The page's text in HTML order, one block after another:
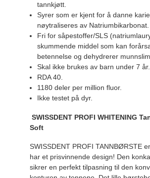
tannkjøtt.
Syrer som er kjent for å danne
nøytraliseres av Natriumbikarbonat.
Fri for såpestoffer/SLS
skummende middel som kan
betennelse og dehydrerer
Skal ikke brukes av barn under 7 år.
RDA 40.
1180 deler per million fluor.
Ikke testet på dyr.
SWISSDENT PROFI WHITENING
Soft
SWISSDENT PROFI TANNBØRSTE
har et prisvinnende design! Den
sikrer en perfekt tilpasning til den